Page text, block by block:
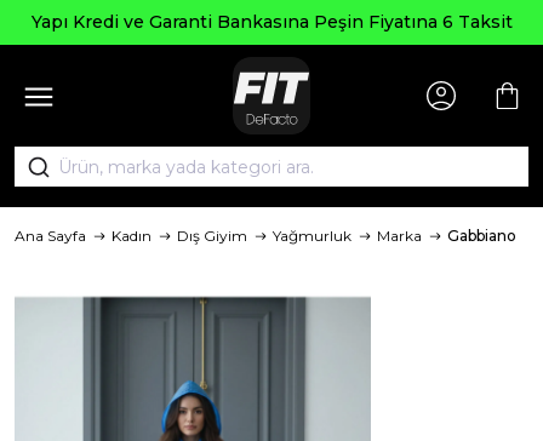
Kredi ve Garanti Bankasına Peşin Fiyatına 6 Taksit
Ana Sayfa Kadın Dış Giyim Yağmurluk Marka Gabbiano